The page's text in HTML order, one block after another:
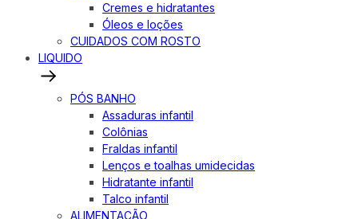
Cremes e hidratantes
Óleos e loções
CUIDADOS COM ROSTO
LIQUIDO
PÓS BANHO
Assaduras infantil
Colônias
Fraldas infantil
Lenços e toalhas umidecidas
Hidratante infantil
Talco infantil
ALIMENTAÇÃO